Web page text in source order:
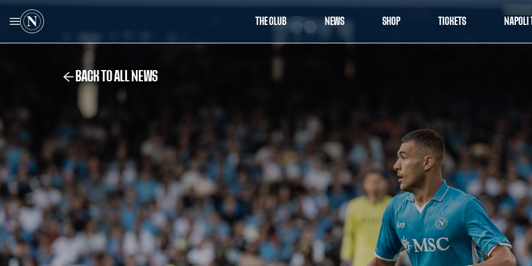
THE CLUB NEWS SHOP TICKETS NAPOLI
BACK TO ALL NEWS